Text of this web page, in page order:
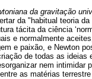
da gravitação
da "habitual teoria
tácita da ciência
e normalmente
e paixão, e Newton
de todas as
nem intimidar
as matérias terrestre